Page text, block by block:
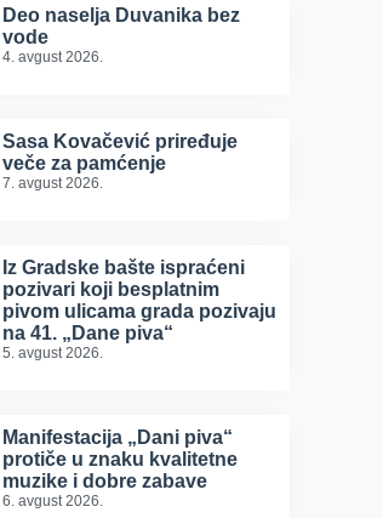
Deo naselja Duvanika bez
vode
4. avgust 2026.
Sasa Kovačević priređuje
veče za pamćenje
7. avgust 2026.
Iz Gradske bašte ispraćeni
pozivari koji besplatnim
pivom ulicama grada pozivaju
na 41. „Dane piva“
5. avgust 2026.
Manifestacija „Dani piva“
protiče u znaku kvalitetne
muzike i dobre zabave
6. avgust 2026.